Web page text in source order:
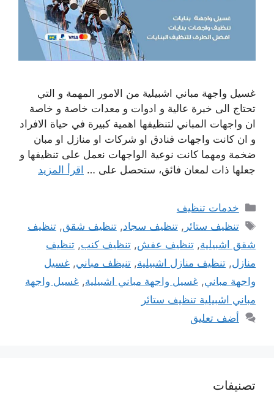
غسيل واجهة مباني اشبيلية من الامور المهمة و التي
تحتاج الى خبرة عالية و ادوات و معدات خاصة و خاصة
ان واجهات المباني لتنظيفها اهمية كبيرة في حياة الافراد
و ان كانت واجهات فنادق او شركات او منازل او مبان
ضخمة ومهما كانت نوعية الواجهات نعمل على تنظيفها و
جعلها ذات لمعان فائق، ستحصل على … اقرأ المزيد
التصنيفات
خدمات تنظيف
الوسوم
تنظيف ستائر ,تنظيف سجاد,تنظيف شقق,تنظيف
شقق اشبيلية, تنظيف عفش, تنظيف كنب, تنظيف
منازل, تنظيف منازل اشبيلية, تنيظف مباني, غسيل
واجهة مباني, غسيل واجهة مباني اشبيلية, غسيل واجهة
مباني اشبيلية تنظيف ستائر
أضف تعليق
تصنيفات